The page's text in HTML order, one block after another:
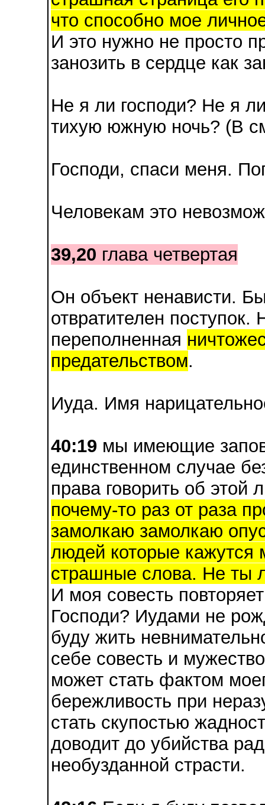
что способно мое
И это нужно не просто
занозить в сердце как
Не я ли господи? Не я
тихую южную ночь? (В
Господи, спаси меня.
Человекам это
39,20 глава четвертая
Он объект ненависти.
отвратителен
переполненная
предательством.
Иуда. Имя
40:19 мы имеющие
единственном случае
права говорить об этой
почему-то раз от раза
замолкаю замолкаю
людей которые кажутся
страшные слова. Не ты
И моя совесть
Господи? Иудами не
буду жить
себе совесть и
может стать фактом
бережливость при
стать скупостью
доводит до убийства
необузданной страсти.